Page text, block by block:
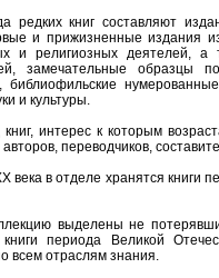
редких книг составляют
и прижизненные издания
и религиозных деятелей, а
замечательные образцы
библиофильские
и культуры.
интерес к которым
переводчиков,
века в отделе хранятся книги
выделены не
периода Великой
всем отраслям знания.